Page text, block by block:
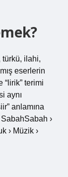
türkü, ilahi,
eserlerin
“lirik” terimi
aynı
anlamına
›
› Müzik ›